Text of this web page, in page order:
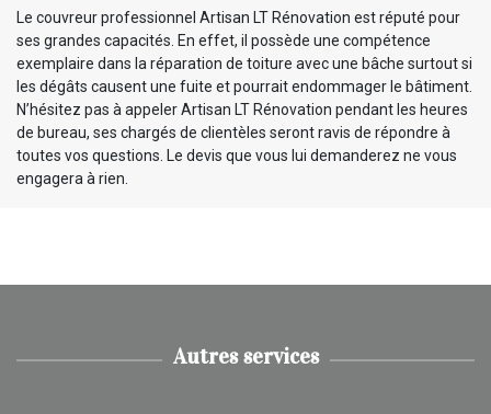
Le couvreur professionnel Artisan LT Rénovation est réputé pour
ses grandes capacités. En effet, il possède une compétence
exemplaire dans la réparation de toiture avec une bâche surtout si
les dégâts causent une fuite et pourrait endommager le bâtiment.
N’hésitez pas à appeler Artisan LT Rénovation pendant les heures
de bureau, ses chargés de clientèles seront ravis de répondre à
toutes vos questions. Le devis que vous lui demanderez ne vous
engagera à rien.
Autres services